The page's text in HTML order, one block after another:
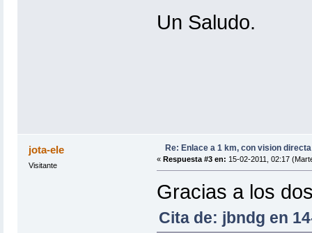
Un Saludo.
jota-ele
Visitante
Re: Enlace a 1 km, con vision
« Respuesta #3 en: 15-02-2011, 02:17
Gracias a los
Cita de: jbndg en